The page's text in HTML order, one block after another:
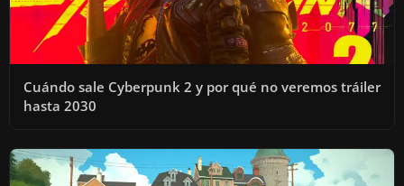
Cuándo sale Cyberpunk 2 y por qué no veremos tráiler
hasta 2030